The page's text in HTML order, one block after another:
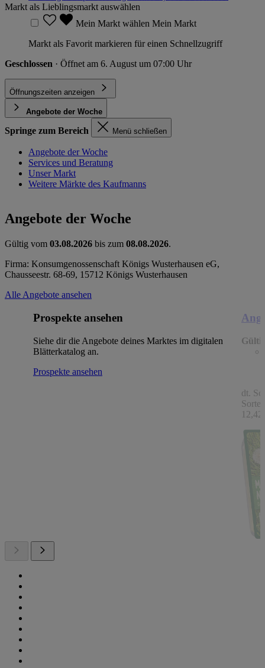
Markt als Lieblingsmarkt auswählen
Mein Markt wählen Mein Markt
Markt als Favorit markieren für einen Schnellzugriff
Geschlossen · Öffnet am 6. August um 07:00 Uhr
Öffnungszeiten anzeigen
Angebote der Woche
Springe zum Bereich Menü schließen
Angebote der Woche
Services und Beratung
Unser Markt
Weitere Märkte des Kaufmanns
Angebote der Woche
Gültig vom 03.08.2026 bis zum 08.08.2026.
Firma: Konsumgenossenschaft Königs Wusterhausen eG,
Chausseestr. 68-69, 15712 Königs Wusterhausen
Alle Angebote ansehen
Prospekte ansehen
Siehe dir die Angebote deines Marktes im digitalen
Blätterkatalog an.
Prospekte ansehen
dt.